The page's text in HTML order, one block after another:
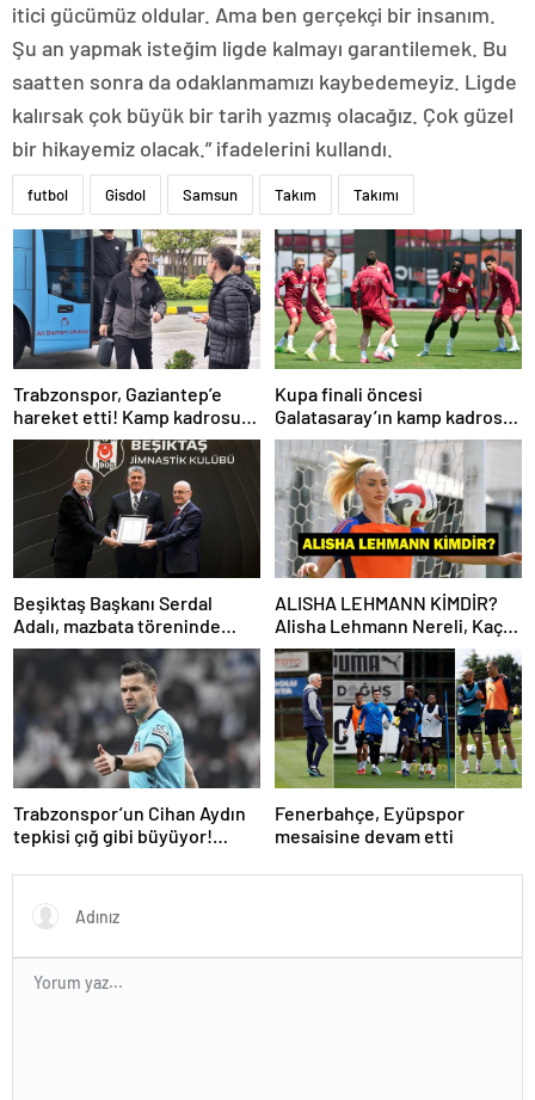
itici gücümüz oldular. Ama ben gerçekçi bir insanım.
Şu an yapmak isteğim ligde kalmayı garantilemek. Bu
saatten sonra da odaklanmamızı kaybedemeyiz. Ligde
kalırsak çok büyük bir tarih yazmış olacağız. Çok güzel
bir hikayemiz olacak.” ifadelerini kullandı.
futbol Gisdol Samsun Takım Takımı
Trabzonspor, Gaziantep’e
hareket etti! Kamp kadrosu
açıklandı…
Kupa finali öncesi
Galatasaray’ın kamp kadrosu
belli oldu!
Beşiktaş Başkanı Serdal
Adalı, mazbata töreninde
konuştu: Gün istikrar
ALISHA LEHMANN KİMDİR?
Alisha Lehmann Nereli, Kaç
Yaşında, Hangi Takımda
Oynuyor?
Trabzonspor’un Cihan Aydın
tepkisi çığ gibi büyüyor!
Fenerbahçe, Eyüpspor
mesaisine devam etti